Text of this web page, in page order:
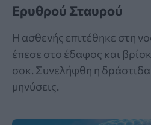
Ερυθρού Σταυρού
Η ασθενής επιτέθηκε στη
έπεσε στο έδαφος και
σοκ. Συνελήφθη η
μηνύσεις.